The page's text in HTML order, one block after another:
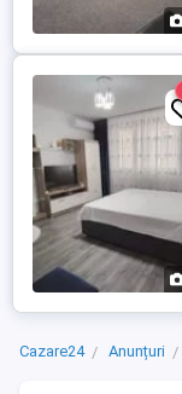
Cazare24 Anunțuri